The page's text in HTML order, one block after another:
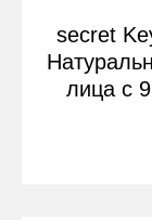
secret
лица с